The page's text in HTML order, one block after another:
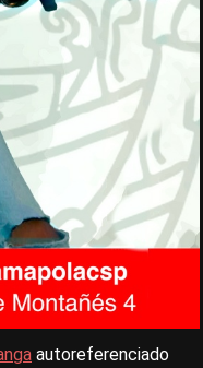
autoreferenciado